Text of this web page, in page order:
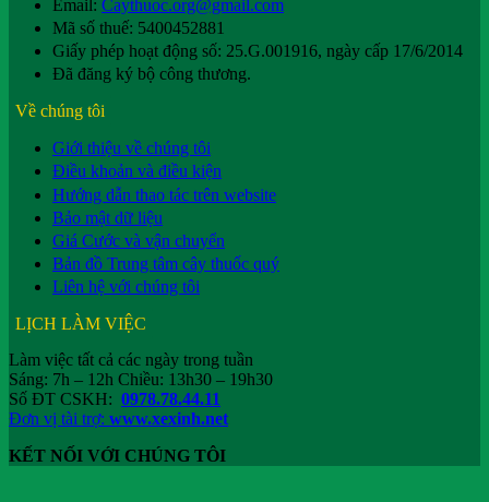
Email: Caythuoc.org@gmail.com
Mã số thuế: 5400452881
Giấy phép hoạt động số: 25.G.001916, ngày cấp 17/6/2014
Đã đăng ký bộ công thương.
Về chúng tôi
Giới thiệu về chúng tôi
Điều khoản và điều kiện
Hướng dẫn thao tác trên website
Bảo mật dữ liệu
Giá Cước và vận chuyển
Bản đồ Trung tâm cây thuốc quý
Liên hệ với chúng tôi
LỊCH LÀM VIỆC
Làm việc tất cả các ngày trong tuần
Sáng: 7h – 12h Chiều: 13h30 – 19h30
Số ĐT CSKH: 0978.78.44.11
Đơn vị tài trợ: www.xexinh.net
KẾT NỐI VỚI CHÚNG TÔI